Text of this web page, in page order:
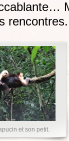
rencontres.
et son petit.